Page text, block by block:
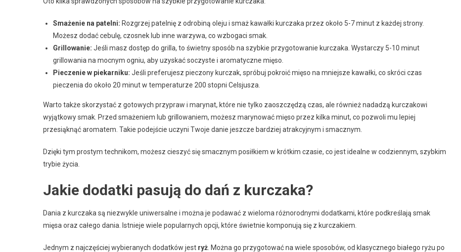
Smażenie na patelni: Rozgrzej patelnię z odrobiną oleju i smaż kawałki kurczaka przez około 5-7 minut z każdej strony.
Możesz dodać cebulę, czosnek lub inne warzywa, co wzbogaci smak.
Grillowanie: Jeśli masz dostęp do grilla, to świetny sposób na szybkie przygotowanie kurczaka. Wystarczy 5-10 minut
grillowania na mocnym ogniu, aby uzyskać soczyste i aromatyczne mięso.
Pieczenie w piekarniku: Jeśli preferujesz pieczony kurczak, spróbuj pokroić mięso na mniejsze kawałki, co skróci czas
pieczenia do około 20 minut w temperaturze 200 stopni Celsjusza.
Warto także skorzystać z gotowych przypraw i marynat, które nie tylko zaoszczędzą czas, ale również nadadzą kurczakowi
wyjątkowy smak. Przed smażeniem lub grillowaniem, możesz marynować mięso przez kilka minut, co pozwoli mu lepiej
przesiąknąć aromatem. Takie podejście uczyni Twoje danie jeszcze bardziej atrakcyjnym i smacznym.
Dzięki tym prostym technikom, możesz cieszyć się smacznym posiłkiem w krótkim czasie, co jest idealne w codziennym, szybkim
trybie życia.
Jakie dodatki pasują do dań z kurczaka?
Dania z kurczaka są niezwykle uniwersalne i można je podawać z wieloma różnorodnymi dodatkami, które podkreślają smak
mięsa oraz całego dania. Istnieje wiele popularnych opcji, które świetnie komponują się z kurczakiem.
Jednym z najczęściej wybieranych dodatków jest ryż . Można go przygotować na wiele sposobów, od klasycznego białego ryżu po